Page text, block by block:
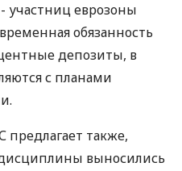
участниц еврозоны
обязанность
депозиты, в
с планами
предлагает также,
выносились